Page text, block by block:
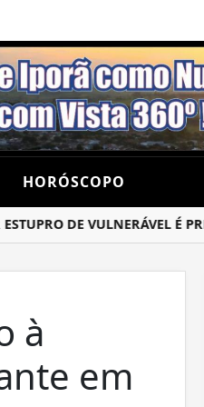
HORÓSCOPO
DE VULNERÁVEL É
à
em